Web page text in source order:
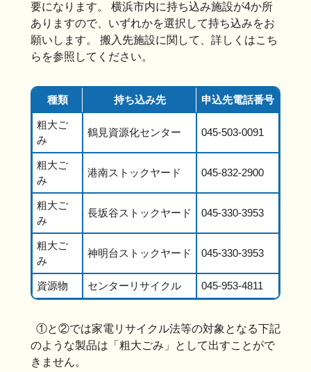
要になります。 横浜市内に持ち込み施設が4か所
ありますので、いずれかを選択して持ち込みをお
願いします。 搬入先施設に関して、詳しくはこち
らを参照してください。
種類 持ち込み先 申込先電話番号
粗大ご
み
鶴見資源化センター 045-503-0091
粗大ご
み
港南ストックヤード 045-832-2900
粗大ご
み
長坂谷ストックヤード 045-330-3953
粗大ご
み
神明台ストックヤード 045-330-3953
資源物 センターリサイクル 045-953-4811
①と②では家電リサイクル法等の対象となる下記
のような製品は「粗大ごみ」として出すことがで
きません。